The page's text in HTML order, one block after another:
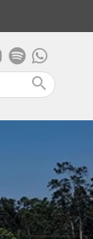
search